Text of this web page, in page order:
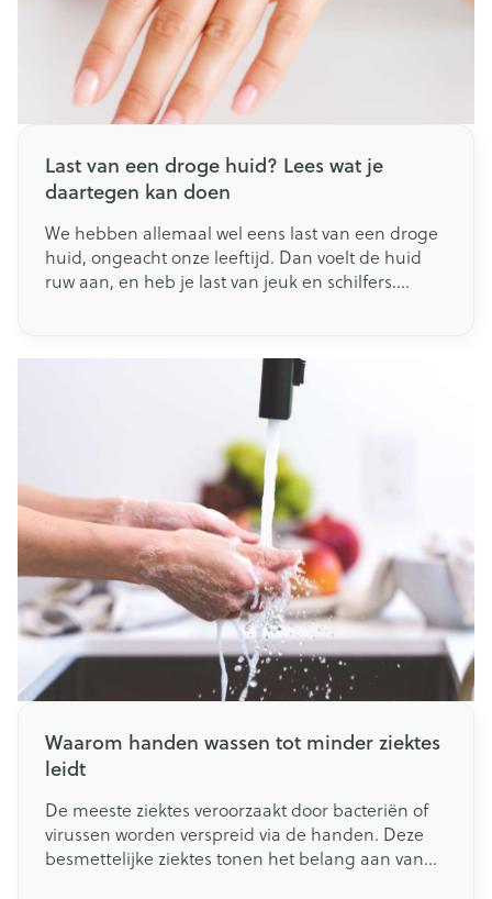
Last van een droge huid? Lees wat je
daartegen kan doen
We hebben allemaal wel eens last van een droge
huid, ongeacht onze leeftijd. Dan voelt de huid
ruw aan, en heb je last van jeuk en schilfers.
vandaan, en hoe kan je dit probleem oplossen?
Wij geven jou hier enkele tips om de droge huid
Waarom handen wassen tot minder ziektes
leidt
De meeste ziektes veroorzaakt door bacteriën of
virussen worden verspreid via de handen. Deze
besmettelijke ziektes tonen het belang aan van